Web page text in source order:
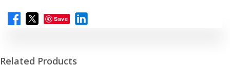
Save
Related Products